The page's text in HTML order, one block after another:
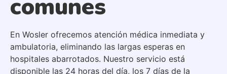
comunes
En Wosler ofrecemos atención médica inmediata y
ambulatoria, eliminando las largas esperas en
hospitales abarrotados. Nuestro servicio está
disponible las 24 horas del día, los 7 días de la